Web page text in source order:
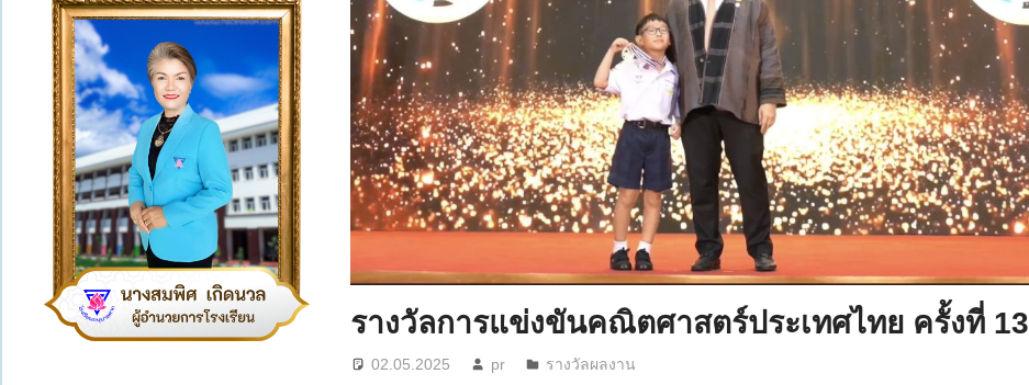
รางวัลการแข่งขันคณิตศาสตร์ประเทศไทย ครั้งที่ 13
02.05.2025 pr รางวัลผลงาน